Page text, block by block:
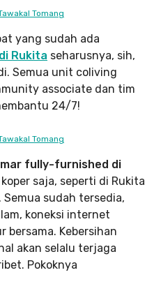
Tomang
yang sudah ada
Rukita seharusnya, sih,
Semua unit coliving
associate dan tim
24/7!
Tomang
fully-furnished di
saja, seperti di Rukita
Semua sudah tersedia,
koneksi internet
bersama. Kebersihan
akan selalu terjaga
Pokoknya